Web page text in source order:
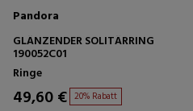
Pandora
GLÄNZENDER SOLITÄRRING
190052C01
Ringe
49,60 € 20% Rabatt